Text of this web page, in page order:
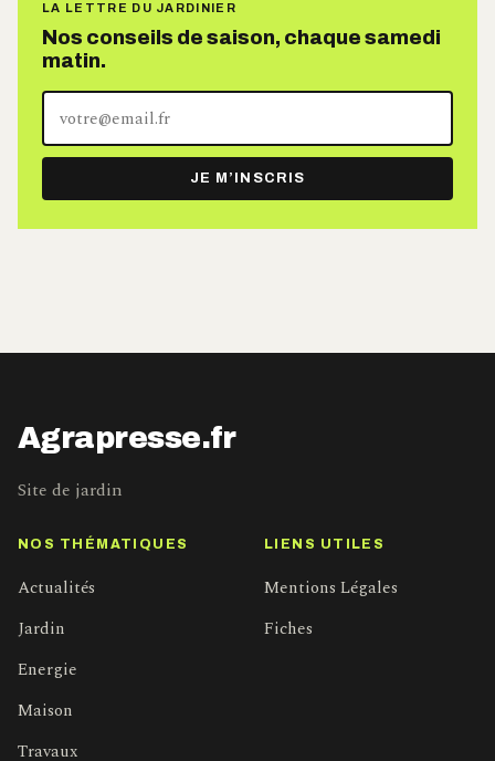
LA LETTRE DU JARDINIER
Nos conseils de saison, chaque samedi
matin.
adresse
e-
mail
JE M’INSCRIS
Agrapresse.fr
Site de jardin
NOS THÉMATIQUES
Actualités
Jardin
Energie
Maison
Travaux
LIENS UTILES
Mentions Légales
Fiches